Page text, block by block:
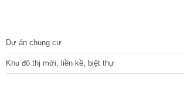
Dự án chung cư
Khu đô thị mới, liền kề, biệt thự